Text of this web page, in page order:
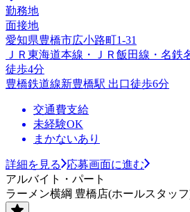
勤務地
面接地
愛知県豊橋市広小路町1-31
ＪＲ東海道本線・ＪＲ飯田線・名鉄
徒歩4分
豊橋鉄道線新豊橋駅 出口徒歩6分
交通費支給
未経験OK
まかないあり
詳細を見る
応募画面に進む
アルバイト・パート
ラーメン横綱 豊橋店(ホールスタッ